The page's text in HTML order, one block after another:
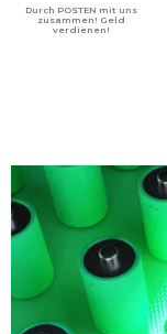
Durch POSTEN mit uns
zusammen! Geld
verdienen!